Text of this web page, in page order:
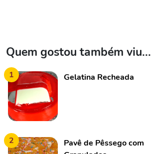
Quem gostou também viu...
1 Gelatina Recheada
2
Pavê de Pêssego com